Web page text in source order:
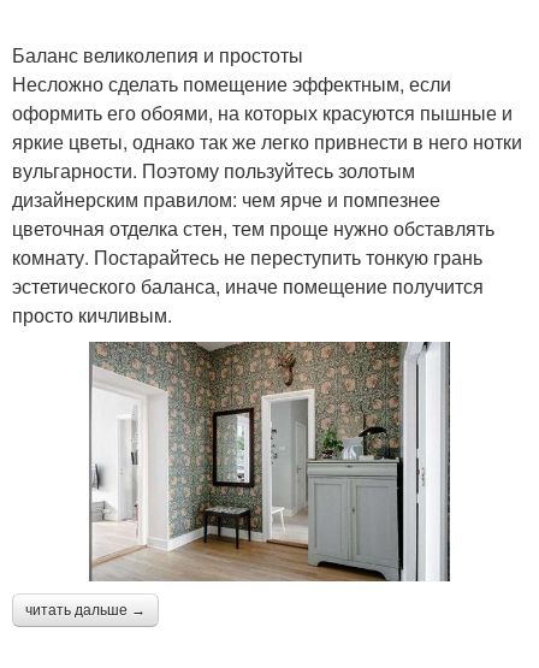
Баланс великолепия и простоты
Несложно сделать помещение эффектным, если
оформить его обоями, на которых красуются пышные и
яркие цветы, однако так же легко привнести в него нотки
вульгарности. Поэтому пользуйтесь золотым
дизайнерским правилом: чем ярче и помпезнее
цветочная отделка стен, тем проще нужно обставлять
комнату. Постарайтесь не переступить тонкую грань
эстетического баланса, иначе помещение получится
просто кичливым.
читать дальше →